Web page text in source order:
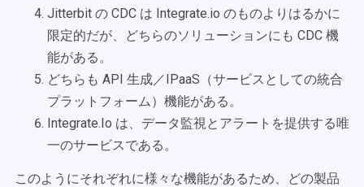
Jitterbit の CDC は Integrate.io のものよりはるかに
限定的だが、どちらのソリューションにも CDC 機
能がある。
どちらも API 生成／IPaaS（サービスとしての統合
プラットフォーム）機能がある。
Integrate.Io は、データ監視とアラートを提供する唯
一のサービスである。
このようにそれぞれに様々な機能があるため、どの製品